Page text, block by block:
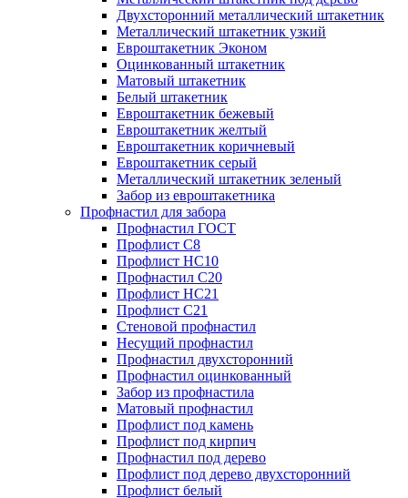
Двухсторонний металлический штакетник
Металлический штакетник узкий
Евроштакетник Эконом
Оцинкованный штакетник
Матовый штакетник
Белый штакетник
Евроштакетник бежевый
Евроштакетник желтый
Евроштакетник коричневый
Евроштакетник серый
Металлический штакетник зеленый
Забор из евроштакетника
Профнастил для забора
Профнастил ГОСТ
Профлист С8
Профлист НС10
Профнастил С20
Профлист НС21
Профлист С21
Стеновой профнастил
Несущий профнастил
Профнастил двухсторонний
Профнастил оцинкованный
Забор из профнастила
Матовый профнастил
Профлист под камень
Профлист под кирпич
Профнастил под дерево
Профлист под дерево двухсторонний
Профлист белый